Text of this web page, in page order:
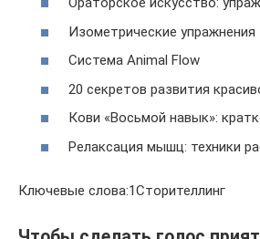
Изометрические упражнения
Система Animal Flow
20 секретов развития
Кови «Восьмой навык»:
Релаксация мышц: техники
Ключевые слова:1Сторителлинг